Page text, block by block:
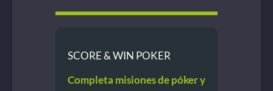
SCORE & WIN POKER
Completa misiones de pókery